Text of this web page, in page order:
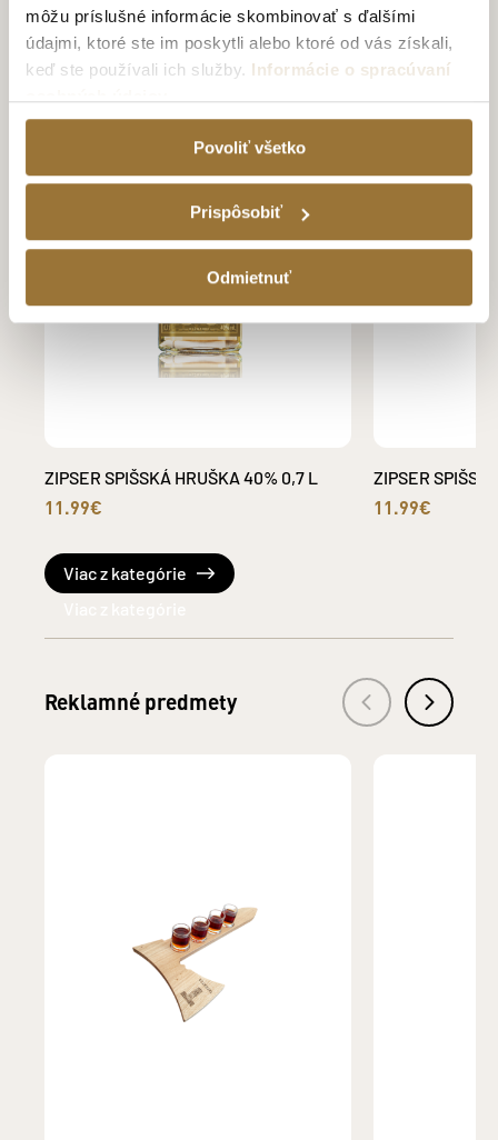
môžu príslušné informácie skombinovať s ďalšími
údajmi, ktoré ste im poskytli alebo ktoré od vás získali,
keď ste používali ich služby. Informácie o spracúvaní
Povoliť všetko
Prispôsobiť
Odmietnuť
ZIPSER SPIŠSKÁ HRUŠKA 40% 0,7 L
11.99€
ZIPSER
11.99€
Viac z kategórie
Reklamné predmety